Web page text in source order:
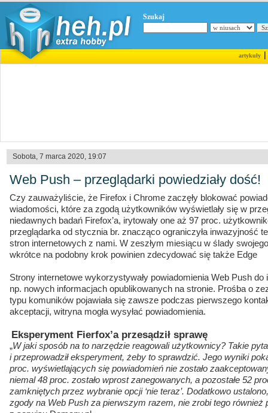
Szukaj
artykuły|
Sobota, 7 marca 2020, 19:07
Web Push – przeglądarki powiedziały dość!
Czy zauważyliście, że Firefox i Chrome zaczęły blokować
wiadomości, które za zgodą użytkowników wyświetlały się w
niedawnych badań Firefox’a, irytowały one aż 97 proc.
przeglądarka od stycznia br. znacząco ograniczyła inwazyjność
stron internetowych z nami. W zeszłym miesiącu w ślady
wkrótce na podobny krok powinien zdecydować się także Edge
Strony internetowe wykorzystywały powiadomienia Web Push
np. nowych informacjach opublikowanych na stronie. Prośba o
typu komuników pojawiała się zawsze podczas pierwszego
akceptacji, witryna mogła wysyłać powiadomienia.
Eksperyment Fierfox’a przesądził sprawę
„W jaki sposób na to narzędzie reagowali użytkownicy? Takie
i przeprowadził eksperyment, żeby to sprawdzić. Jego wyniki
proc. wyświetlających się powiadomień nie zostało
niemal 48 proc. zostało wprost zanegowanych, a pozostałe 52
zamkniętych przez wybranie opcji ‘nie teraz’. Dodatkowo
zgody na Web Push za pierwszym razem, nie zrobi tego również